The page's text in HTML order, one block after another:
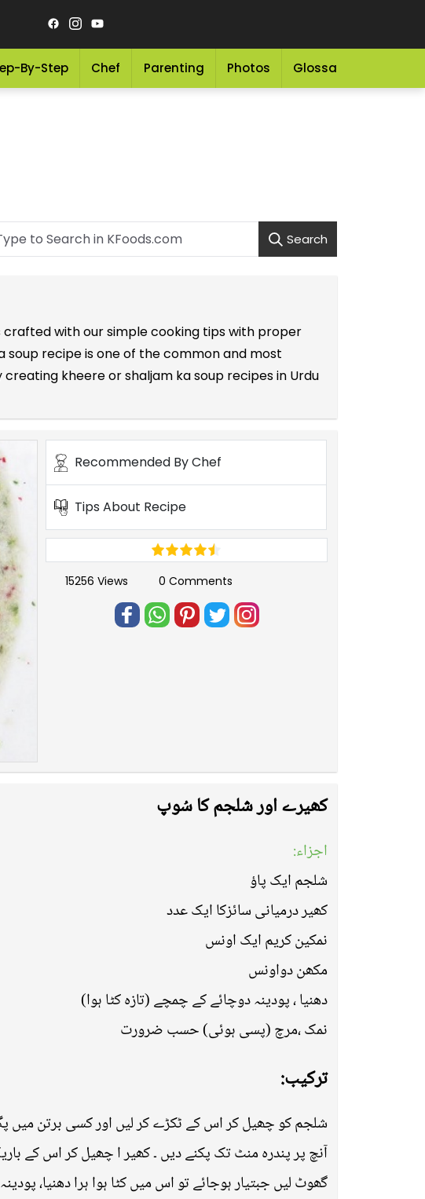
By-Step Chef Parenting Photos Glossary
Search
with our simple cooking tips with proper
recipe is one of the common and most
kheere or shaljam ka soup recipes in Urdu
Recommended By Chef
Tips About Recipe
15256 Views 0 Comments
کھیرے اور شلجم کا سُوپ
اجزاء:
شلجم ایک پاؤ
کھیر درمیانی سائزکا ایک عدد
نمکین کریم ایک اونس
مکھن دواونس
دھنیا ، پودینہ دوچائے کے چمچے (تازہ کٹا ہوا)
نمک ،مرچ (پسی ہوئی) حسب ضرورت
ترکیب:
شلجم کو چھیل کر اس کے ٹکڑے کر لیں اور کسی برتن میں
آنچ پر پندرہ منٹ تک پکنے دیں ۔ کھیر ا چھیل کر اس کے
گھوٹ لیں جبتیار ہوجائے تو اس میں کٹا ہوا ہرا دھنیا،